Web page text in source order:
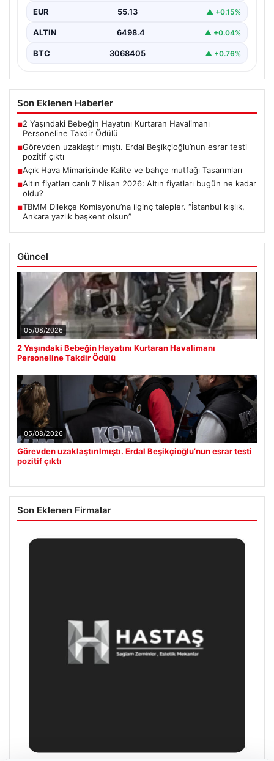
EUR 55.13 ▲ +0.15%
ALTIN 6498.4 ▲ +0.04%
BTC 3068405 ▲ +0.76%
Son Eklenen Haberler
■2 Yaşındaki Bebeğin Hayatını Kurtaran Havalimanı
Personeline Takdir Ödülü
■Görevden uzaklaştırılmıştı. Erdal Beşikçioğlu’nun esrar testi
pozitif çıktı
■Açık Hava Mimarisinde Kalite ve bahçe mutfağı Tasarımları
■Altın fiyatları canlı 7 Nisan 2026: Altın fiyatları bugün ne kadar
oldu?
■TBMM Dilekçe Komisyonu’na ilginç talepler. “İstanbul kışlık,
Ankara yazlık başkent olsun”
Güncel
05/08/2026
2 Yaşındaki Bebeğin Hayatını Kurtaran Havalimanı
Personeline Takdir Ödülü
05/08/2026
Görevden uzaklaştırılmıştı. Erdal Beşikçioğlu’nun esrar testi
pozitif çıktı
Son Eklenen Firmalar